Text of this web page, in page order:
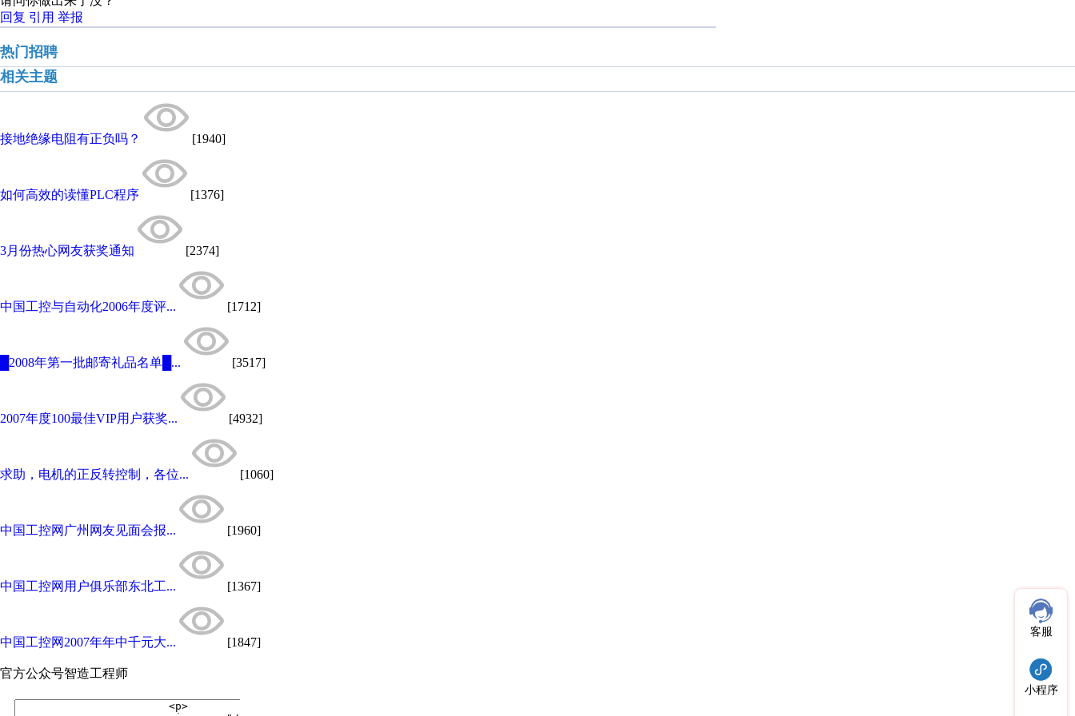
回复 引用 举报
热门招聘
相关主题
接地绝缘电阻有正负吗？ [1940]
如何高效的读懂PLC程序 [1376]
3月份热心网友获奖通知 [2374]
中国工控与自动化2006年度评... [1712]
█2008年第一批邮寄礼品名单█... [3517]
2007年度100最佳VIP用户获奖... [4932]
求助，电机的正反转控制，各位... [1060]
中国工控网广州网友见面会报... [1960]
中国工控网用户俱乐部东北工... [1367]
中国工控网2007年年中千元大... [1847]
官方公众号智造工程师
客服
小程序